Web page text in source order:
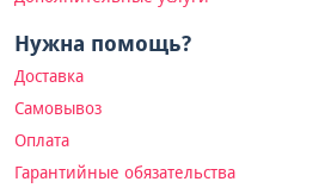
Нужна помощь?
Доставка
Самовывоз
Оплата
Гарантийные обязательства